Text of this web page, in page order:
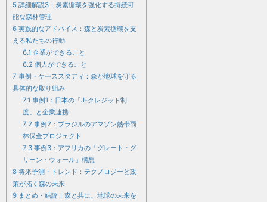
5 詳細解説3：炭素循環を強化する持続可
能な森林管理
6 実践的なアドバイス：森と炭素循環を支
える私たちの行動
6.1 企業ができること
6.2 個人ができること
7 事例・ケーススタディ：森が地球を守る
具体的な取り組み
7.1 事例1：日本の「J-クレジット制
度」と企業連携
7.2 事例2：ブラジルのアマゾン熱帯雨
林保全プロジェクト
7.3 事例3：アフリカの「グレート・グ
リーン・ウォール」構想
8 将来予測・トレンド：テクノロジーと政
策が拓く森の未来
9 まとめ・結論：森と共に、地球の未来を